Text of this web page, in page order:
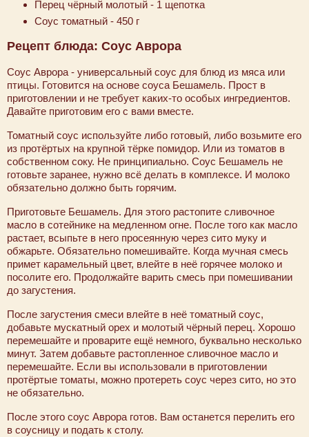
Перец чёрный молотый - 1 щепотка
Соус томатный - 450 г
Рецепт блюда: Соус Аврора
Соус Аврора - универсальный соус для блюд из мяса или
птицы. Готовится на основе соуса Бешамель. Прост в
приготовлении и не требует каких-то особых ингредиентов.
Давайте приготовим его с вами вместе.
Томатный соус используйте либо готовый, либо возьмите его
из протёртых на крупной тёрке помидор. Или из томатов в
собственном соку. Не принципиально. Соус Бешамель не
готовьте заранее, нужно всё делать в комплексе. И молоко
обязательно должно быть горячим.
Приготовьте Бешамель. Для этого растопите сливочное
масло в сотейнике на медленном огне. После того как масло
растает, всыпьте в него просеянную через сито муку и
обжарьте. Обязательно помешивайте. Когда мучная смесь
примет карамельный цвет, влейте в неё горячее молоко и
посолите его. Продолжайте варить смесь при помешивании
до загустения.
После загустения смеси влейте в неё томатный соус,
добавьте мускатный орех и молотый чёрный перец. Хорошо
перемешайте и проварите ещё немного, буквально несколько
минут. Затем добавьте растопленное сливочное масло и
перемешайте. Если вы использовали в приготовлении
протёртые томаты, можно протереть соус через сито, но это
не обязательно.
После этого соус Аврора готов. Вам останется перелить его
в соусницу и подать к столу.